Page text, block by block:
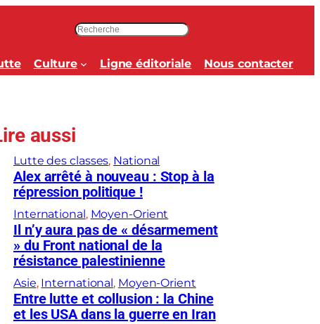
c
h
h
r
Culture Ligne éditoriale Nous contacter
aussi
Lutte des classes, National
Alex arrêté à nouveau : Stop à la
répression politique !
International, Moyen-Orient
Il n’y aura pas de « désarmement
» du Front national de la
résistance palestinienne
Asie, International, Moyen-Orient
Entre lutte et collusion : la Chine
et les USA dans la guerre en Iran